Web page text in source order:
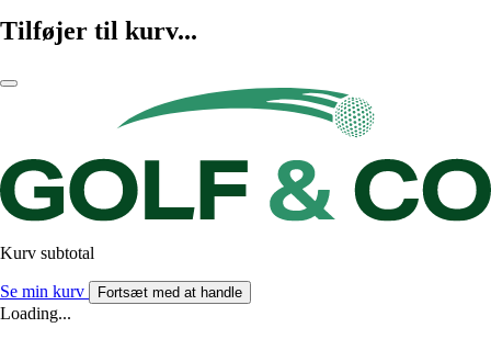
Tilføjer til kurv...
Kurv subtotal
Se min kurv Fortsæt med at handle
Loading...